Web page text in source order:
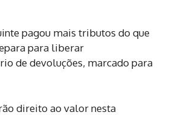
pagou mais tributos do que
para liberar
de devoluções, marcado para
direito ao valor nesta